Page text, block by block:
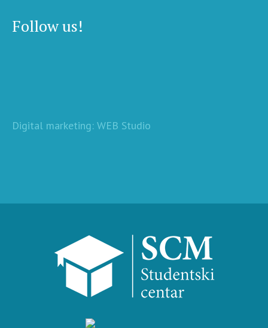
Follow us!
Digital marketing: WEB Studio